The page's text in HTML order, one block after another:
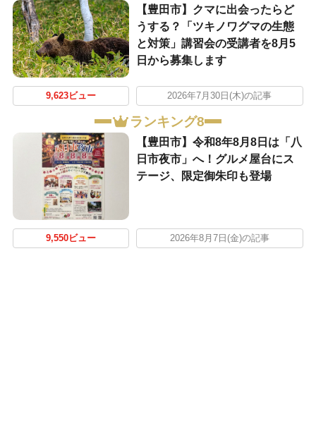
【豊田市】クマに出会ったらど
うする？「ツキノワグマの生態
と対策」講習会の受講者を8月5
日から募集します
9,623ビュー 2026年7月30日(木)の記事
ランキング8
【豊田市】令和8年8月8日は「八
日市夜市」へ！グルメ屋台にス
テージ、限定御朱印も登場
9,550ビュー 2026年8月7日(金)の記事